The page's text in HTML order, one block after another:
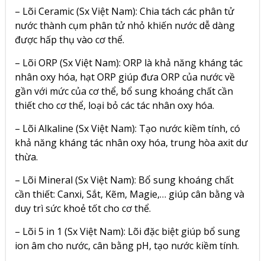
– Lõi Ceramic (Sx Việt Nam): Chia tách các phân tử
nước thành cụm phân tử nhỏ khiến nước dễ dàng
được hấp thụ vào cơ thể.
– Lõi ORP (Sx Việt Nam): ORP là khả năng kháng tác
nhân oxy hóa, hạt ORP giúp đưa ORP của nước về
gần với mức của cơ thể, bổ sung khoáng chất cần
thiết cho cơ thể, loại bỏ các tác nhân oxy hóa.
– Lõi Alkaline (Sx Việt Nam): Tạo nước kiềm tính, có
khả năng kháng tác nhân oxy hóa, trung hòa axit dư
thừa.
– Lõi Mineral (Sx Việt Nam): Bổ sung khoáng chất
cần thiết: Canxi, Sắt, Kẽm, Magie,… giúp cân bằng và
duy trì sức khoẻ tốt cho cơ thể.
– Lõi 5 in 1 (Sx Việt Nam): Lõi đặc biệt giúp bổ sung
ion âm cho nước, cân bằng pH, tạo nước kiềm tính.